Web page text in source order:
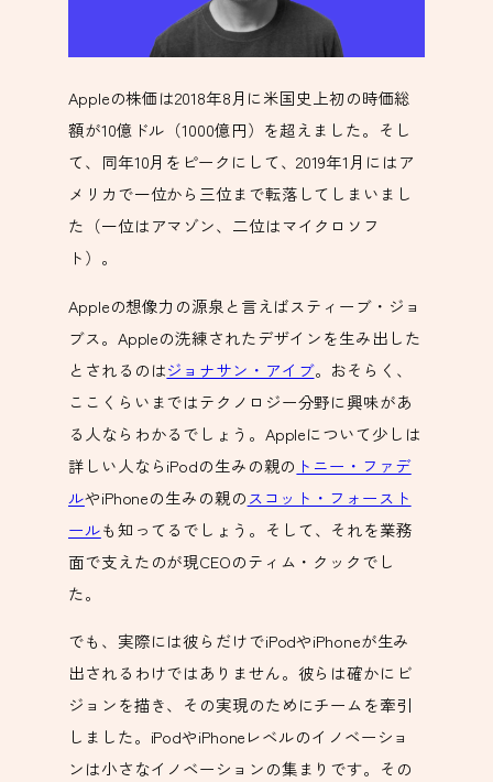
Appleの株価は2018年8月に米国史上初の時価総
額が10億ドル（1000億円）を超えました。そし
て、同年10月をピークにして、2019年1月にはア
メリカで一位から三位まで転落してしまいまし
た（一位はアマゾン、二位はマイクロソフ
ト）。
Appleの想像力の源泉と言えばスティーブ・ジョ
ブス。Appleの洗練されたデザインを生み出した
とされるのはジョナサン・アイブ。おそらく、
ここくらいまではテクノロジー分野に興味があ
る人ならわかるでしょう。Appleについて少しは
詳しい人ならiPodの生みの親の トニー・ファデ
ルやiPhoneの生みの親のスコット・フォースト
ールも知ってるでしょう。そして、それを業務
面で支えたのが現CEOのティム・クックでし
た。
でも、実際には彼らだけでiPodやiPhoneが生み
出されるわけではありません。彼らは確かにビ
ジョンを描き、その実現のためにチームを牽引
しました。iPodやiPhoneレベルのイノベーショ
ンは小さなイノベーションの集まりです。その